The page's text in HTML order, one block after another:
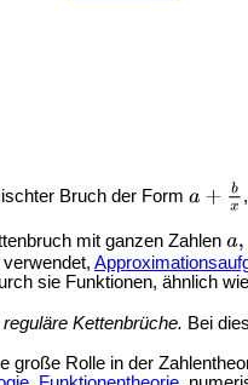
Bruch der Form
mit ganzen Zahlen
sie Funktionen, ähnlich
reguläre Kettenbrüche. Bei
große Rolle in der